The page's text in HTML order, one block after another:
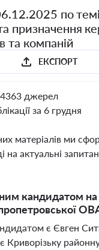
по
призначення
та компаній
ЕКСПОРТ
джерел
за 6 грудня
матеріалів ми
на актуальні
кандидатом
є Євген
Криворізьку